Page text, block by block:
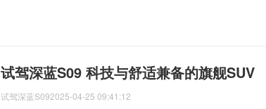
试驾深蓝S09 科技与舒适兼备的旗舰SUV
试驾深蓝S092025-04-25 09:41:12